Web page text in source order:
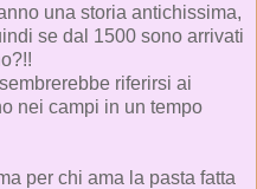
una storia antichissima,
se dal 1500 sono arrivati
riferirsi ai
nei campi in un tempo
per chi ama la pasta fatta